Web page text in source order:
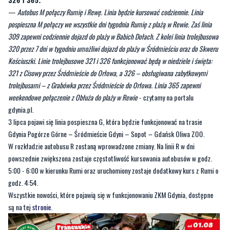
— Autobus M połączy Rumię i Rewę. Linia będzie kursować codziennie. Linia
pospieszna M połączy we wszystkie dni tygodnia Rumię z plażą w Rewie. Zaś linia
309 zapewni codziennie dojazd do plaży w Babich Dołach. Z kolei linia trolejbusowa
320 przez 7 dni w tygodniu umożliwi dojazd do plaży w Śródmieściu oraz do Skweru
Kościuszki. Linie trolejbusowe 321 i 326 funkcjonować będą w niedziele i święta:
321 z Cisowy przez Śródmieście do Orłowa, a 326 – obsługiwana zabytkowymi
trolejbusami – z Grabówka przez Śródmieście do Orłowa. Linia 365 zapewni
weekendowe połączenie z Obłuża do plaży w Rewie- czytamy na portalu
gdynia.pl.
3 lipca pojawi się linia pospieszna G, która będzie funkcjonować na trasie
Gdynia Pogórze Górne – Śródmieście Gdyni – Sopot – Gdańsk Oliwa ZOO.
W rozkładzie autobusu R zostaną wprowadzone zmiany. Na linii R w dni
powszednie zwiększona zostaje częstotliwość kursowania autobusów w godz.
5:00 - 6:00 w kierunku Rumi oraz uruchomiony zostaje dodatkowy kurs z Rumi o
godz. 4:54.
Wszystkie nowości, które pojawią się w funkcjonowaniu ZKM Gdynia, dostępne
są na tejstronie